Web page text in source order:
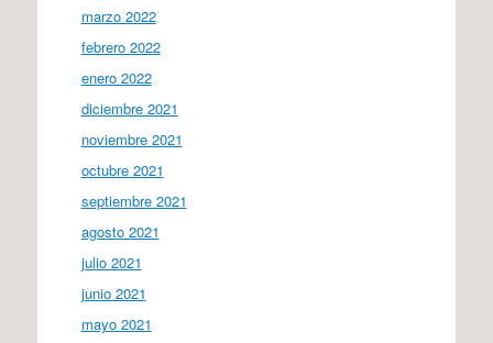
marzo 2022
febrero 2022
enero 2022
diciembre 2021
noviembre 2021
octubre 2021
septiembre 2021
agosto 2021
julio 2021
junio 2021
mayo 2021